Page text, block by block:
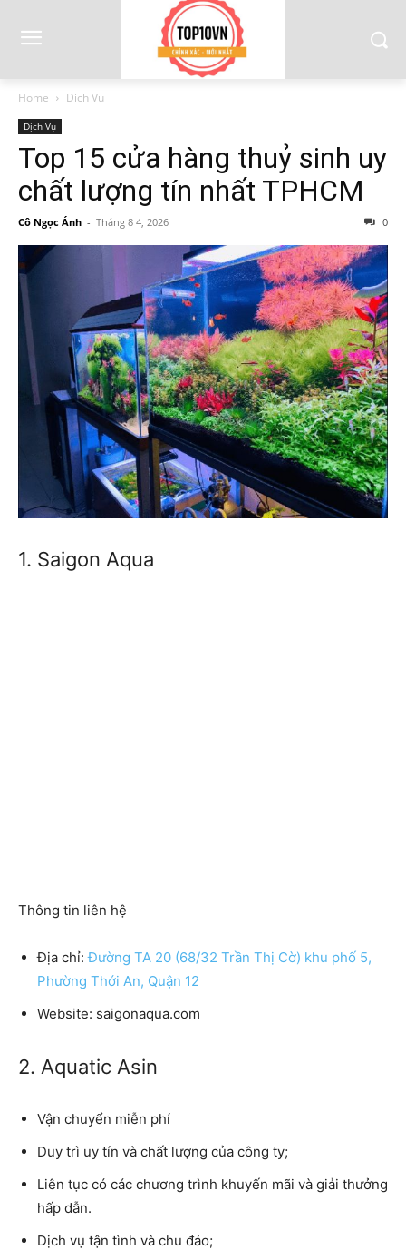
Home Dịch Vụ
Dịch Vụ
Top 15 cửa hàng thuỷ sinh uy
chất lượng tín nhất TPHCM
Cô Ngọc Ánh - Tháng 8 4, 2026 0
1. Saigon Aqua
Thông tin liên hệ
Địa chỉ: Đường TA 20 (68/32 Trần Thị Cờ) khu phố 5,
Phường Thới An, Quận 12
Website: saigonaqua.com
2. Aquatic Asin
Vận chuyển miễn phí
Duy trì uy tín và chất lượng của công ty;
Liên tục có các chương trình khuyến mãi và giải thưởng
hấp dẫn.
Dịch vụ tận tình và chu đáo;